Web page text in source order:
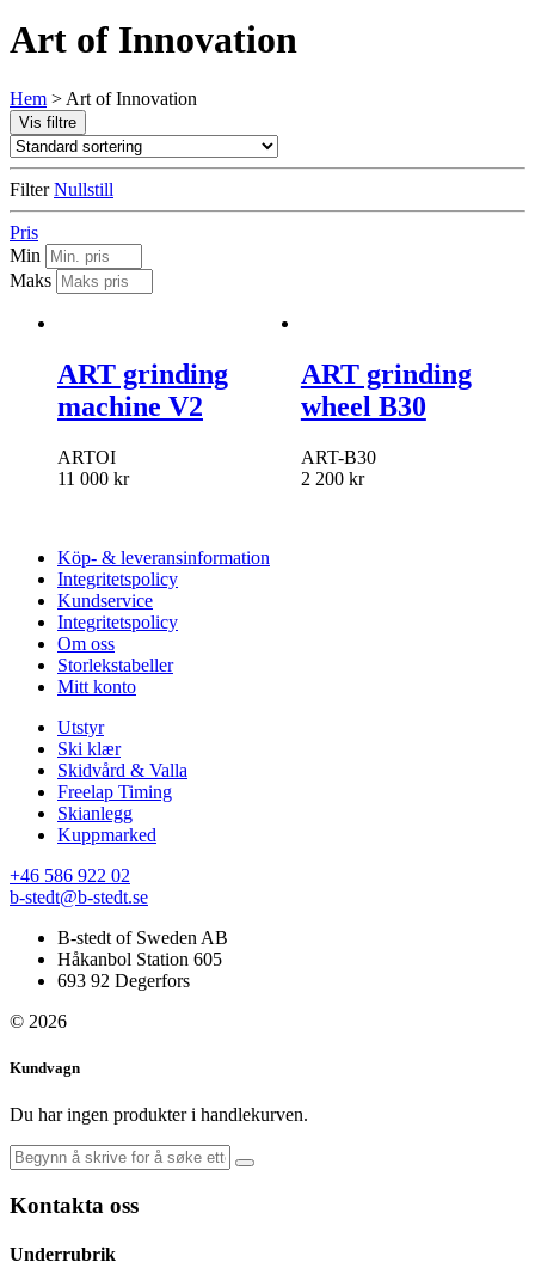
Art of Innovation
Hem > Art of Innovation
Vis filtre
Filter Nullstill
Pris
Min
Maks
ART grinding
machine V2
ARTOI
11 000 kr
ART grinding
wheel B30
ART-B30
2 200 kr
Köp- & leveransinformation
Integritetspolicy
Kundservice
Integritetspolicy
Om oss
Storlekstabeller
Mitt konto
Utstyr
Ski klær
Skidvård & Valla
Freelap Timing
Skianlegg
Kuppmarked
+46 586 922 02
b-stedt@b-stedt.se
B-stedt of Sweden AB
Håkanbol Station 605
693 92 Degerfors
© 2026
Kundvagn
Du har ingen produkter i handlekurven.
Kontakta oss
Underrubrik